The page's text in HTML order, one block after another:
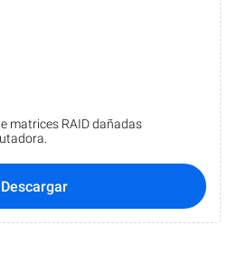
matrices RAID dañadas
Descargar